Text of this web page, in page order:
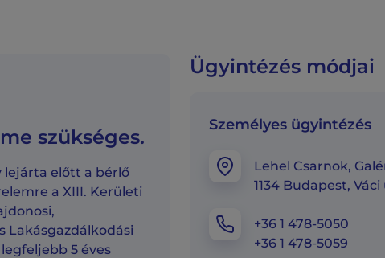
szükséges.
lejárta előtt a bérlő
a XIII. Kerületi
Lakásgazdálkodási
5 éves
Ügyintézés módjai
Személyes ügyintézés
Lehel Csarnok,
1134 Budapest, Váci
+36 1 478-5050
+36 1 478-5059